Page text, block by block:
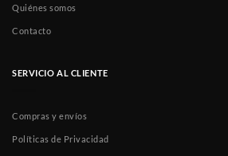
Quiénes somos
Contacto
SERVICIO AL CLIENTE
Compras y envíos
Políticas de Privacidad